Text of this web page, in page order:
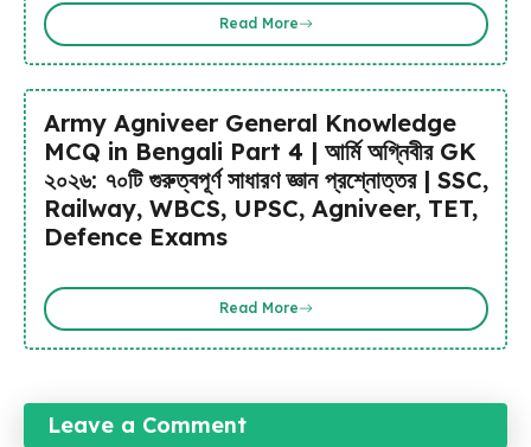
Read More
Army Agniveer General Knowledge
MCQ in Bengali Part 4 | আর্মি অগ্নিবীর GK
২০২৬: ৭০টি গুরুত্বপূর্ণ সাধারণ জ্ঞান প্রশ্নোত্তর | SSC,
Railway, WBCS, UPSC, Agniveer, TET,
Defence Exams
Read More
Leave a Comment